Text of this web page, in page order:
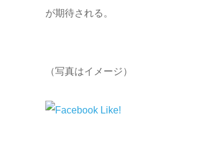
が期待される。
（写真はイメージ）